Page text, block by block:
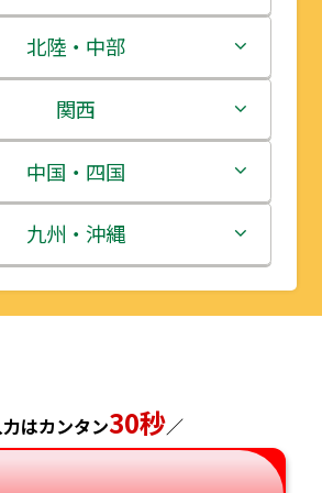
青森県
岩手県
宮城県
秋田県
山形県
茨城県
栃木県
群馬県
埼玉県
千葉県
神奈川県
北陸・中部
新潟県
富山県
石川県
福井県
長野県
岐阜県
関西
三重県
滋賀県
京都府
兵庫県
奈良県
中国・四国
鳥取県
島根県
広島県
山口県
九州・沖縄
福岡県
長崎県
熊本県
はカンタン30秒／